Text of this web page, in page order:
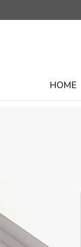
HOME